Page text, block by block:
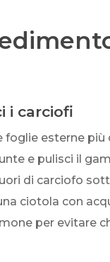
i carciofi
foglie esterne più
e pulisci il
di carciofo
ciotola con
per evitare